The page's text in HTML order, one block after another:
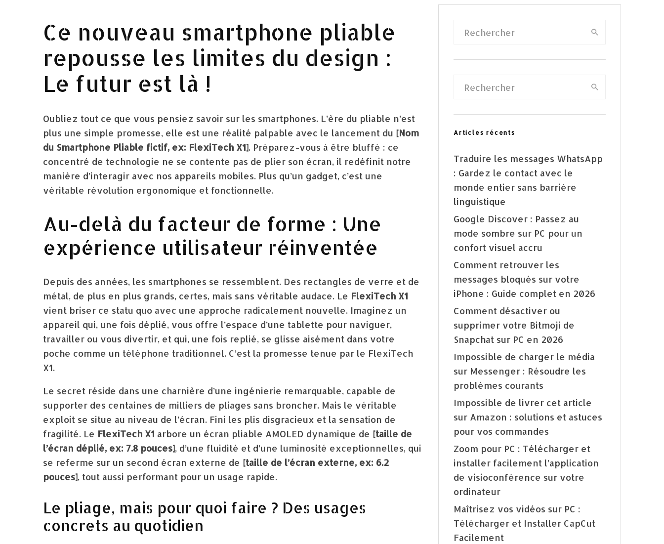
Ce nouveau smartphone pliable
repousse les limites du design :
Le futur est là !
Oubliez tout ce que vous pensiez savoir sur les smartphones. L’ère du pliable n’est
plus une simple promesse, elle est une réalité palpable avec le lancement du [Nom
du Smartphone Pliable fictif, ex: FlexiTech X1]. Préparez-vous à être bluffé : ce
concentré de technologie ne se contente pas de plier son écran, il redéfinit notre
manière d’interagir avec nos appareils mobiles. Plus qu’un gadget, c’est une
véritable révolution ergonomique et fonctionnelle.
Au-delà du facteur de forme : Une
expérience utilisateur réinventée
Depuis des années, les smartphones se ressemblent. Des rectangles de verre et de
métal, de plus en plus grands, certes, mais sans véritable audace. Le FlexiTech X1
vient briser ce statu quo avec une approche radicalement nouvelle. Imaginez un
appareil qui, une fois déplié, vous offre l’espace d’une tablette pour naviguer,
travailler ou vous divertir, et qui, une fois replié, se glisse aisément dans votre
poche comme un téléphone traditionnel. C’est la promesse tenue par le FlexiTech
X1.
Le secret réside dans une charnière d’une ingénierie remarquable, capable de
supporter des centaines de milliers de pliages sans broncher. Mais le véritable
exploit se situe au niveau de l’écran. Fini les plis disgracieux et la sensation de
fragilité. Le FlexiTech X1 arbore un écran pliable AMOLED dynamique de [taille de
l’écran déplié, ex: 7.8 pouces], d’une fluidité et d’une luminosité exceptionnelles, qui
se referme sur un second écran externe de [taille de l’écran externe, ex: 6.2
pouces], tout aussi performant pour un usage rapide.
Le pliage, mais pour quoi faire ? Des usages
concrets au quotidien
Articles récents
Traduire les messages WhatsApp
: Gardez le contact avec le
monde entier sans barrière
linguistique
Google Discover : Passez au
mode sombre sur PC pour un
confort visuel accru
Comment retrouver les
messages bloqués sur votre
iPhone : Guide complet en 2026
Comment désactiver ou
supprimer votre Bitmoji de
Snapchat sur PC en 2026
Impossible de charger le média
sur Messenger : Résoudre les
problèmes courants
Impossible de livrer cet article
sur Amazon : solutions et astuces
pour vos commandes
Zoom pour PC : Télécharger et
installer facilement l’application
de visioconférence sur votre
ordinateur
Maîtrisez vos vidéos sur PC :
Télécharger et Installer CapCut
Facilement